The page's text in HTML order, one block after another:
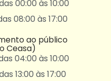
00:00 às 10:00
08:00 às 17:00
ao público
Ceasa)
04:00 às 10:00
13:00 às 17:00